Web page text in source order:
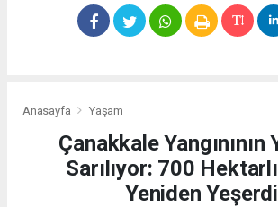
Anasayfa Yaşam
Çanakkale Yangınının
Sarılıyor: 700
Yeniden Yeşerdi